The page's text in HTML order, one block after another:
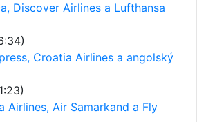
Discover Airlines a Lufthansa
Croatia Airlines a angolský
Airlines, Air Samarkand a Fly